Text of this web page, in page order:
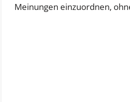
Meinungen einzuordnen,